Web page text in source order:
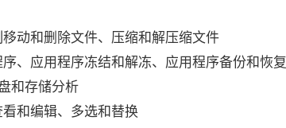
动和删除文件、压缩和解压缩文件
、应用程序冻结和解冻、应用程序备份和恢复
和存储分析
和编辑、多选和替换